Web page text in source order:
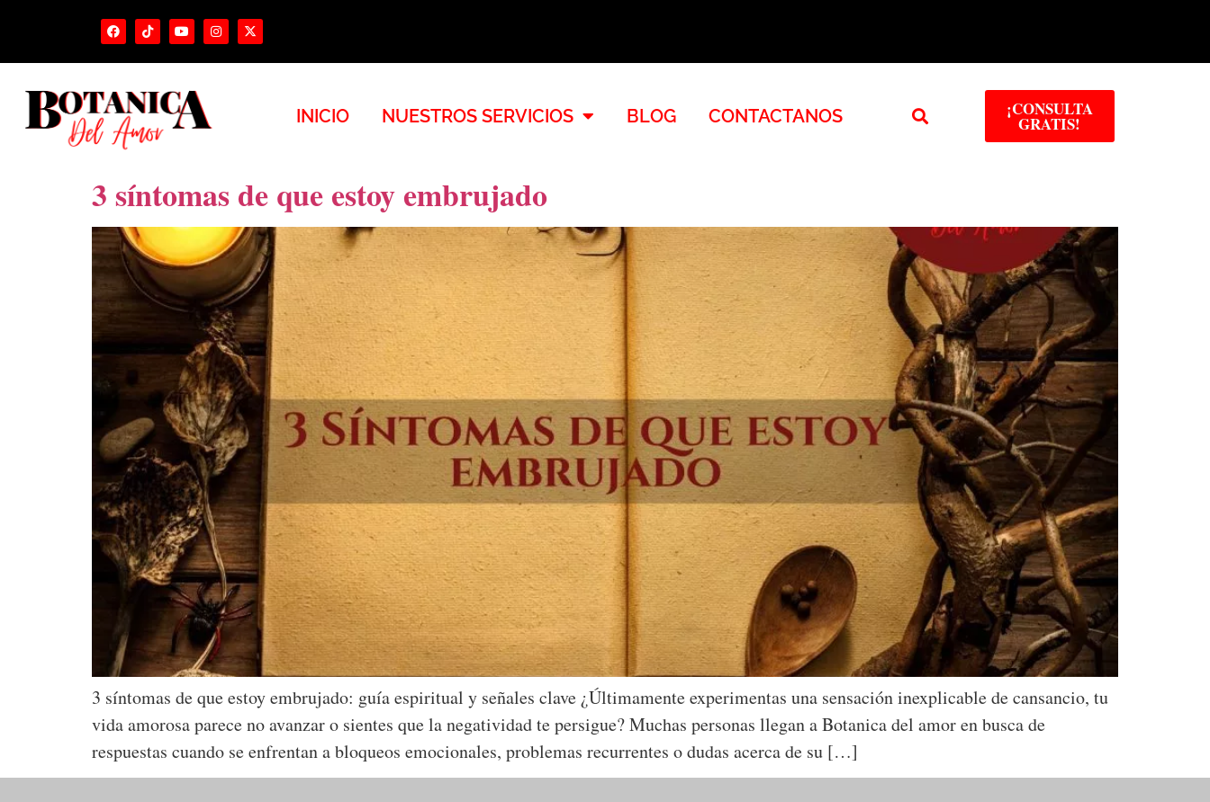
INICIO NUESTROS SERVICIOS BLOG CONTACTANOS ¡CONSULTA
GRATIS!
3 síntomas de que estoy embrujado
3 síntomas de que estoy embrujado: guía espiritual y señales clave ¿Últimamente experimentas una sensación inexplicable de cansancio, tu
vida amorosa parece no avanzar o sientes que la negatividad te persigue? Muchas personas llegan a Botanica del amor en busca de
respuestas cuando se enfrentan a bloqueos emocionales, problemas recurrentes o dudas acerca de su […]